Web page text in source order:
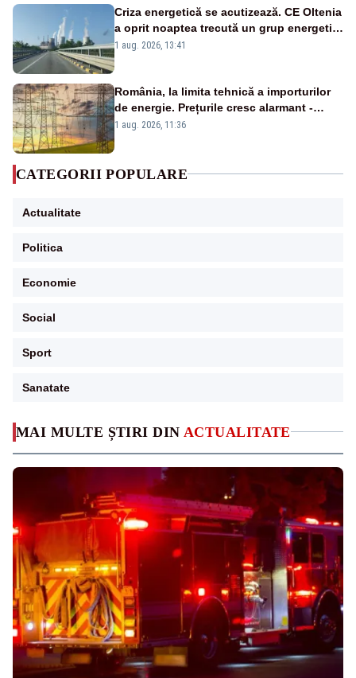
MAI MULTE ȘTIRI DIN ACTUALITATE
Criza energetică se acutizează. CE Oltenia
a oprit noaptea trecută un grup energetic
de la Rovinari
1 aug. 2026, 13:41
România, la limita tehnică a importurilor
de energie. Prețurile cresc alarmant -
Analiză Realitatea Plus
1 aug. 2026, 11:36
CATEGORII POPULARE
Actualitate
Politica
Economie
Social
Sport
Sanatate